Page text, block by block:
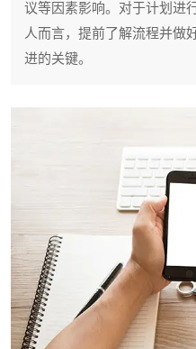
议等因素影响。对于计划进
人而言，提前了解流程并做
进的关键。